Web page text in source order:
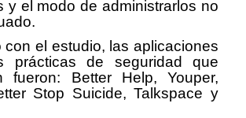
y el modo de administrarlos no
con el estudio, las aplicaciones
prácticas de seguridad que
fueron: Better Help, Youper,
Stop Suicide, Talkspace y